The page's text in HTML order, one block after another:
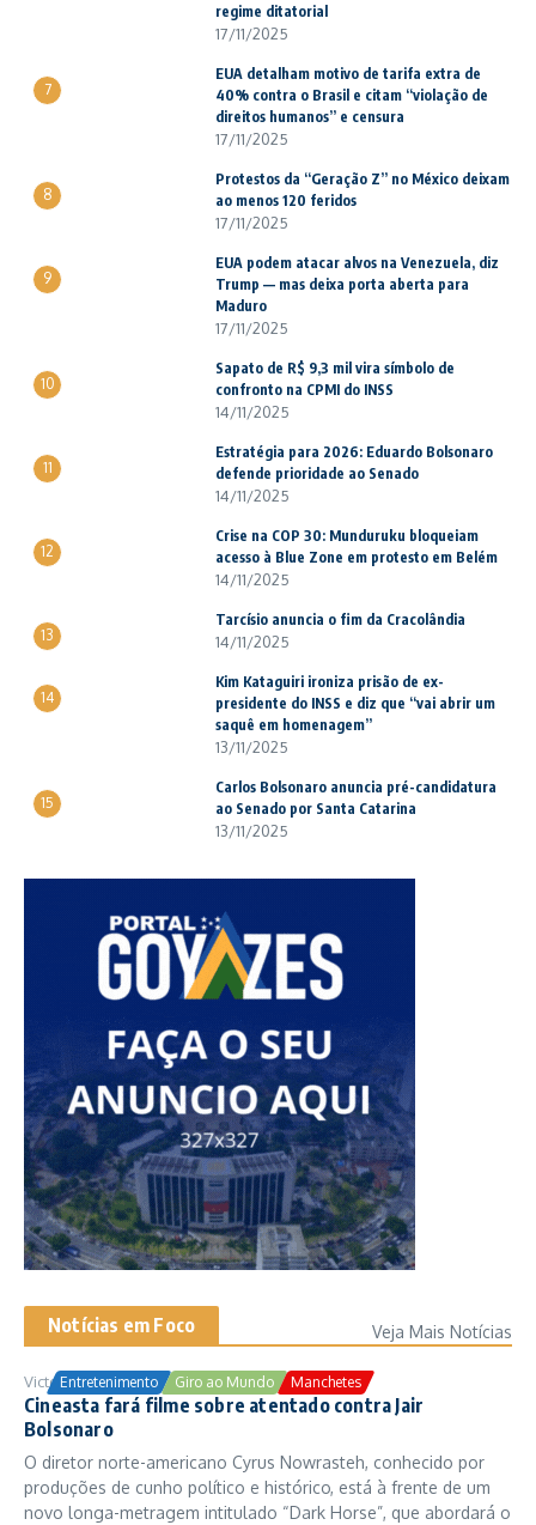
regime ditatorial
17/11/2025
7
EUA detalham motivo de tarifa extra de
40% contra o Brasil e citam “violação de
direitos humanos” e censura
17/11/2025
8
Protestos da “Geração Z” no México deixam
ao menos 120 feridos
17/11/2025
9
EUA podem atacar alvos na Venezuela, diz
Trump — mas deixa porta aberta para
Maduro
17/11/2025
10
Sapato de R$ 9,3 mil vira símbolo de
confronto na CPMI do INSS
14/11/2025
11
Estratégia para 2026: Eduardo Bolsonaro
defende prioridade ao Senado
14/11/2025
12
Crise na COP 30: Munduruku bloqueiam
acesso à Blue Zone em protesto em Belém
14/11/2025
13
Tarcísio anuncia o fim da Cracolândia
14/11/2025
14
Kim Kataguiri ironiza prisão de ex-
presidente do INSS e diz que “vai abrir um
saquê em homenagem”
13/11/2025
15
Carlos Bolsonaro anuncia pré-candidatura
ao Senado por Santa Catarina
13/11/2025
Notícias em Foco Veja Mais Notícias
Entretenimento Giro ao Mundo Manchetes
Victor Samuel 24/10/2025
Cineasta fará filme sobre atentado contra Jair
Bolsonaro
O diretor norte-americano Cyrus Nowrasteh, conhecido por
produções de cunho político e histórico, está à frente de um
novo longa-metragem intitulado “Dark Horse”, que abordará o